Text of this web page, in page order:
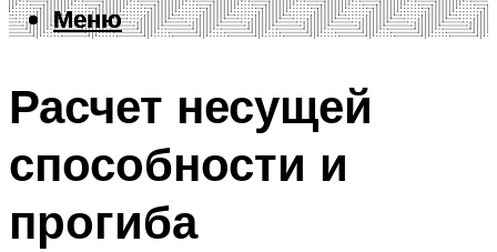
Меню
Меню
Расчет несущей
способности и
прогиба